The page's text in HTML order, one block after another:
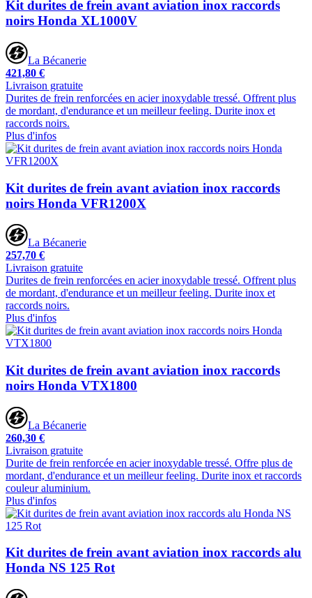
Kit durites de frein avant aviation inox raccords
noirs Honda XL1000V
La Bécanerie
421,80 €
Livraison gratuite
Durites de frein renforcées en acier inoxydable tressé. Offrent plus
de mordant, d'endurance et un meilleur feeling. Durite inox et
raccords noirs.
Plus d'infos
Kit durites de frein avant aviation inox raccords
noirs Honda VFR1200X
La Bécanerie
257,70 €
Livraison gratuite
Durites de frein renforcées en acier inoxydable tressé. Offrent plus
de mordant, d'endurance et un meilleur feeling. Durite inox et
raccords noirs.
Plus d'infos
Kit durites de frein avant aviation inox raccords
noirs Honda VTX1800
La Bécanerie
260,30 €
Livraison gratuite
Durite de frein renforcée en acier inoxydable tressé. Offre plus de
mordant, d'endurance et un meilleur feeling. Durite inox et raccords
couleur aluminium.
Plus d'infos
Kit durites de frein avant aviation inox raccords alu
Honda NS 125 Rot